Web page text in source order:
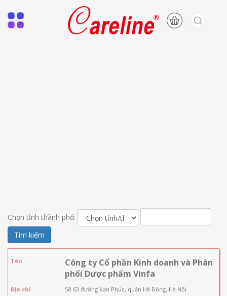
Chọn tỉnh thành phố:
Tìm kiếm
Tên
Công ty Cổ phần Kinh doanh và Phân
phối Dược phẩm Vinfa
Địa chỉ
Số 63 đường Vạn Phúc, quận Hà Đông, Hà Nội